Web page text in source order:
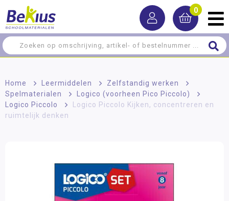
0
Home > Leermiddelen > Zelfstandig werken
>
Spelmaterialen
> Logico (voorheen Pico Piccolo)
>
Logico Piccolo
>
Logico Piccolo Kijken, concentreren en
ruimtelijk denken